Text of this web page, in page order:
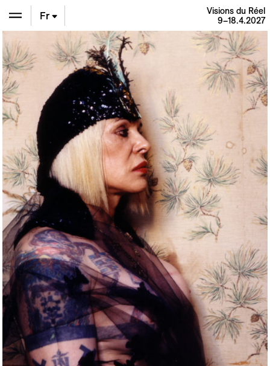
Fr
Visions du Réel
9–18.4.2027